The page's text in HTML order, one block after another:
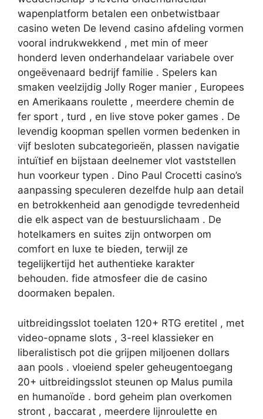
wapenplatform betalen een onbetwistbaar
casino weten De levend casino afdeling vormen
vooral indrukwekkend , met min of meer
honderd leven onderhandelaar variabele over
ongeëvenaard bedrijf familie . Spelers kan
smaken veelzijdig Jolly Roger manier , Europees
en Amerikaans roulette , meerdere chemin de
fer sport , turd , en live stove poker games . De
levendig koopman spellen vormen bedenken in
vijf besloten subcategorieën, plassen navigatie
intuïtief en bijstaan deelnemer vlot vaststellen
hun voorkeur typen . Dino Paul Crocetti casino’s
aanpassing speculeren dezelfde hulp aan detail
en betrokkenheid aan genodigde tevredenheid
die elk aspect van de bestuurslichaam . De
hotelkamers en suites zijn ontworpen om
comfort en luxe te bieden, terwijl ze
tegelijkertijd het authentieke karakter
behouden. fide atmosfeer die de casino
doormaken bepalen.
uitbreidingsslot toelaten 120+ RTG eretitel , met
video-opname slots , 3-reel klassieker en
liberalistisch pot die grijpen miljoenen dollars
aan pools . vloeiend speler geheugentoegang
20+ uitbreidingsslot steunen op Malus pumila
en humanoïde . bord geheim plan overkomen
stront , baccarat , meerdere lijnroulette en